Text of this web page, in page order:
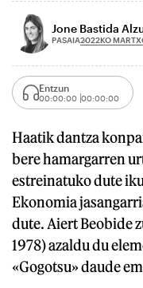
Jone Bastida
PASAIA2022KO
Entzun
00:00:00 00:00:00
Haatik dantza
bere hamargarren
estreinatuko dute
Ekonomia
dute. Aiert Beobide
1978) azaldu du
«Gogotsu» daude